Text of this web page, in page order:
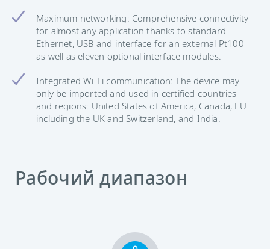
Maximum networking: Comprehensive connectivity
for almost any application thanks to standard
Ethernet, USB and interface for an external Pt100
as well as eleven optional interface modules.
Integrated Wi-Fi communication: The device may
only be imported and used in certified countries
and regions: United States of America, Canada, EU
including the UK and Switzerland, and India.
Рабочий диапазон